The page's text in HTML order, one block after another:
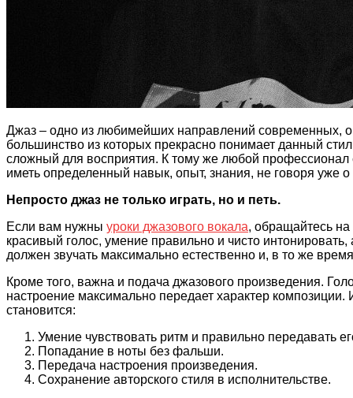
Джаз – одно из любимейших направлений современных,
большинство из которых прекрасно понимает данный
сложный для восприятия. К тому же любой профессионал
иметь определенный навык, опыт, знания, не говоря уже
Непросто джаз не только играть, но и петь.
Если вам нужны уроки джазового вокала, обращайтесь на
красивый голос, умение правильно и чисто
должен звучать максимально естественно и, в то же
Кроме того, важна и подача джазового произведения.
настроение максимально передает характер
становится:
Умение чувствовать ритм и правильно передавать
Попадание в ноты без фальши.
Передача настроения произведения.
Сохранение авторского стиля в исполнительстве.